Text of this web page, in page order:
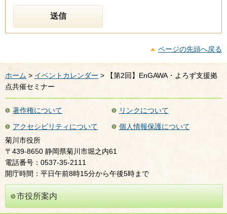
ページの先頭へ戻る
ホーム > イベントカレンダー > 【第2回】EnGAWA・よろず支援拠
点共催セミナー
著作権について
リンクについて
アクセシビリティについて
個人情報保護について
菊川市役所
〒439-8650 静岡県菊川市堀之内61
電話番号：0537-35-2111
開庁時間：平日午前8時15分から午後5時まで
市役所案内